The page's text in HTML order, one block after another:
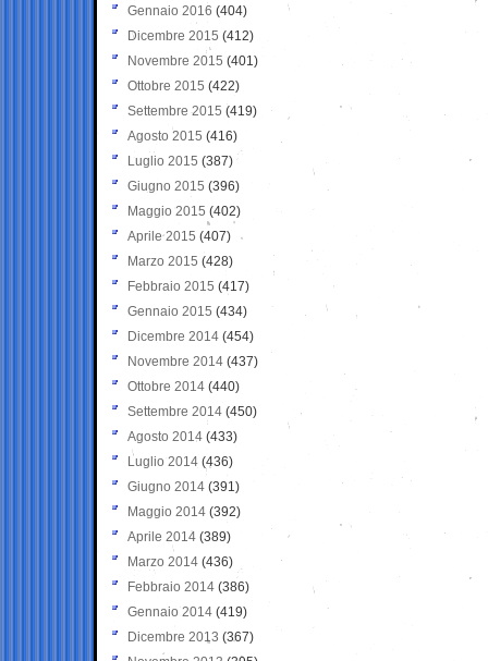
Gennaio 2016 (404)
Dicembre 2015 (412)
Novembre 2015 (401)
Ottobre 2015 (422)
Settembre 2015 (419)
Agosto 2015 (416)
Luglio 2015 (387)
Giugno 2015 (396)
Maggio 2015 (402)
Aprile 2015 (407)
Marzo 2015 (428)
Febbraio 2015 (417)
Gennaio 2015 (434)
Dicembre 2014 (454)
Novembre 2014 (437)
Ottobre 2014 (440)
Settembre 2014 (450)
Agosto 2014 (433)
Luglio 2014 (436)
Giugno 2014 (391)
Maggio 2014 (392)
Aprile 2014 (389)
Marzo 2014 (436)
Febbraio 2014 (386)
Gennaio 2014 (419)
Dicembre 2013 (367)